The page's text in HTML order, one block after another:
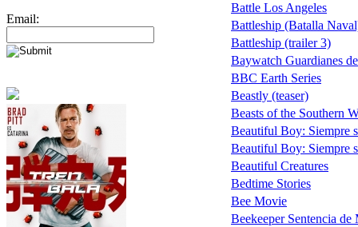
Email:
Battle Los Angeles
Battleship (Batalla
Battleship (trailer 3)
Baywatch Guardianes
BBC Earth Series
Beastly (teaser)
Beasts of the Southern
Beautiful Boy: Siempre
Beautiful Boy: Siempre
Beautiful Creatures
Bedtime Stories
Bee Movie
Beekeeper Sentencia de